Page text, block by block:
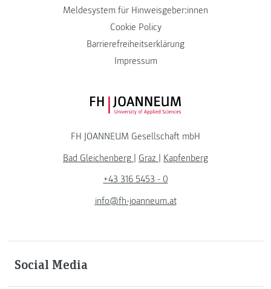
Meldesystem für Hinweisgeber:innen
Cookie Policy
Barrierefreiheitserklärung
Impressum
FH JOANNEUM Logo
FH JOANNEUM Gesellschaft mbH
Bad Gleichenberg | Graz | Kapfenberg
+43 316 5453 - 0
info@fh-joanneum.at
Social Media